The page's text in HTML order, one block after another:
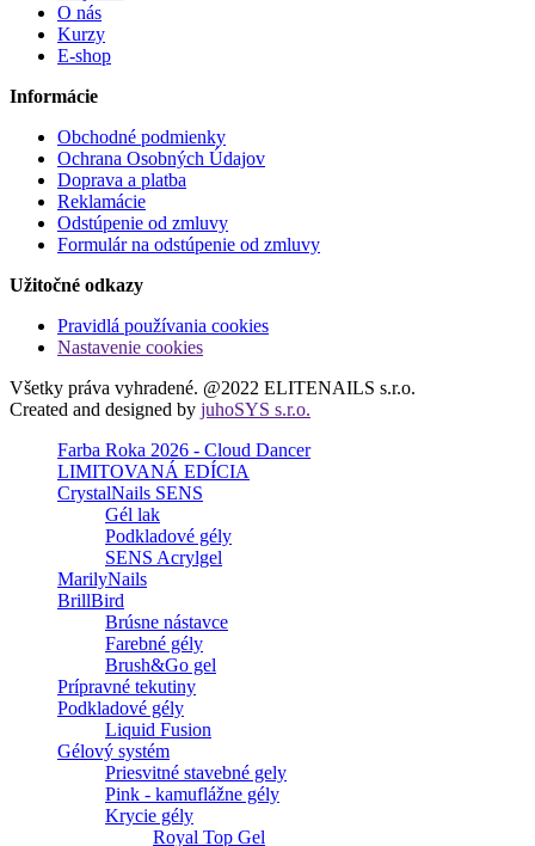
O nás
Kurzy
E-shop
Informácie
Obchodné podmienky
Ochrana Osobných Údajov
Doprava a platba
Reklamácie
Odstúpenie od zmluvy
Formulár na odstúpenie od zmluvy
Užitočné odkazy
Pravidlá používania cookies
Nastavenie cookies
Všetky práva vyhradené. @2022 ELITENAILS s.r.o.
Created and designed by juhoSYS s.r.o.
Farba Roka 2026 - Cloud Dancer
LIMITOVANÁ EDÍCIA
CrystalNails SENS
Gél lak
Podkladové gély
SENS Acrylgel
MarilyNails
BrillBird
Brúsne nástavce
Farebné gély
Brush&Go gel
Prípravné tekutiny
Podkladové gély
Liquid Fusion
Gélový systém
Priesvitné stavebné gely
Pink - kamuflážne gély
Krycie gély
Royal Top Gel